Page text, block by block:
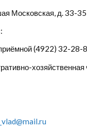
Московская, д. 33-35
(4922) 32-28-
хозяйственная